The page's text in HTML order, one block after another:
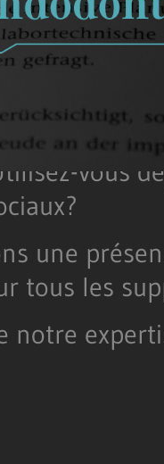
déjà une
de votre
vous
une
tous les
notre